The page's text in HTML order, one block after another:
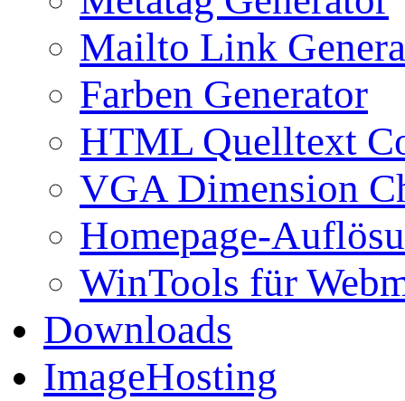
Mailto Link
Farben Generator
HTML Quelltext
VGA Dimension
Homepage-
WinTools für
Downloads
ImageHosting